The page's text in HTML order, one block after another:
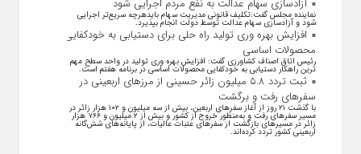
آزادسازی سهام عدالت به نفع مردم اجرایی شود
نماینده مجلس گفت:تکلیف قانونی مدیریت سهام بایدهرچه سریع‌تر اجرایی
شود و آزادسازی سهام عدالت توسط دولت انجام بپذیرد.
افزایش بهره وری تولید راه حلی برای دستیابی به خودکفایی
محصولات اساسی
رئیس اتاق اصناف کشاورزی گفت: افزایش بهره وری تولید در واحد سطح مهم
ترین راهکار دستیابی به خودکفایی محصولات اساسی در برنامه هفتم است.
ثبت تردد ۵.۸ میلیون زائر حسینی از مرزهای اربعینی در
سفرهای رفت و برگشت
با گذشت ۲۱ روز از آغاز سفرهای اربعین، بیش از سه میلیون و ۱۰۲ هزار زائر در
مسیر سفرهای رفت و به‌منظور خروج از کشور و بیش از ۲ میلیون و ۷۶۶ هزار
زائر در مسیرهای بازگشت از سفرهای عتبات عالیات، از پایانه‌های شش‌گانه
اربعینی کشور تردد کرده‌اند.